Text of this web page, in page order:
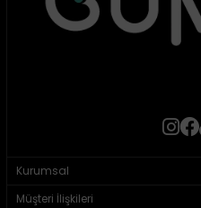
Kurumsal
Müşteri İlişkileri